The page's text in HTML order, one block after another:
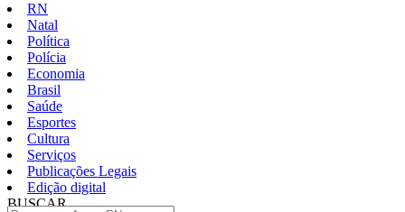
RN
Natal
Política
Polícia
Economia
Brasil
Saúde
Esportes
Cultura
Serviços
Publicações Legais
Edição digital
BUSCAR